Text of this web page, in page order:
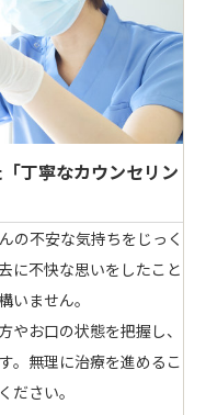
丁寧なカウンセリン
の不安な気持ちをじっく
に不快な思いをしたこと
いません。
やお口の状態を把握し、
。無理に治療を進めるこ
ださい。